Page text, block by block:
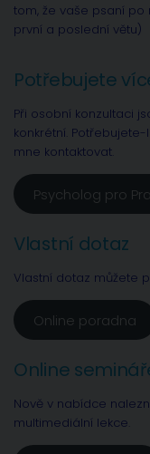
tom, že vaše psaní po
první a poslední větu)
Potřebujete
Při osobní konzultaci
konkrétní.
mne kontaktovat.
Psycholog pro
Vlastní dotaz
Vlastní dotaz můžete
Online poradna
Online
Nově v nabídce
multimediální lekce.